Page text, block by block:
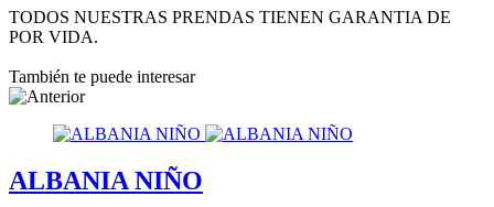
TODOS NUESTRAS PRENDAS TIENEN GARANTIA DE
POR VIDA.
También te puede interesar
ALBANIA NIÑO